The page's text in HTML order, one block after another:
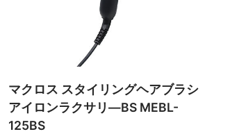
マクロス スタイリングヘアブラシ
アイロンラクサリ―BS MEBL-
125BS